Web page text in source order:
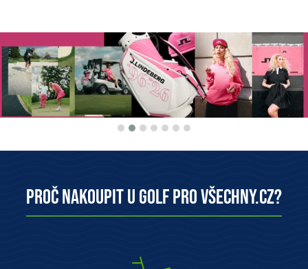
Proč nakoupit u Golf pro všechny.cz?